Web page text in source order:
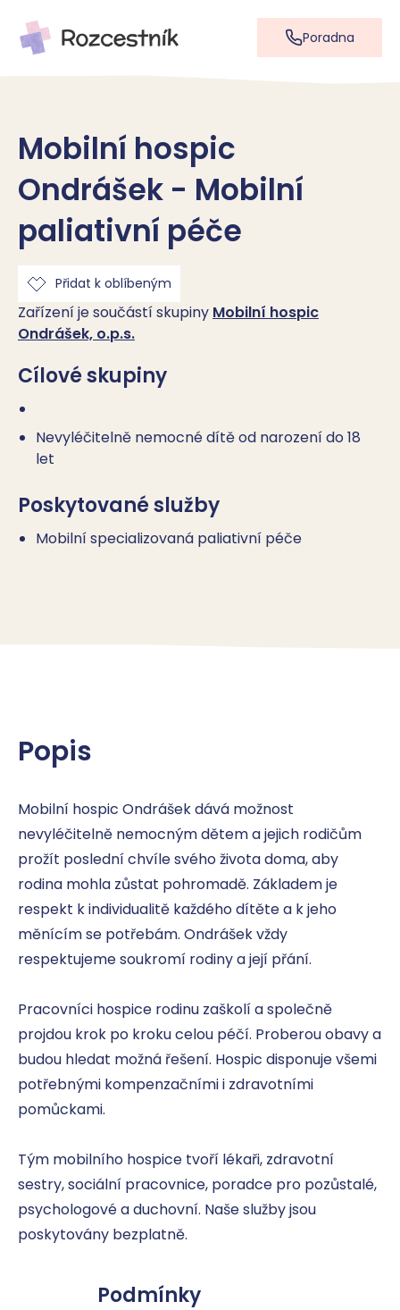
Poradna
Mobilní hospic
Ondrášek - Mobilní
paliativní péče
Přidat k oblíbeným
Zařízení je součástí skupiny Mobilní hospic
Ondrášek, o.p.s.
Cílové skupiny
Nevyléčitelně nemocné dítě od narození do 18
let
Poskytované služby
Mobilní specializovaná paliativní péče
Popis
Mobilní hospic Ondrášek dává možnost
nevyléčitelně nemocným dětem a jejich rodičům
prožít poslední chvíle svého života doma, aby
rodina mohla zůstat pohromadě. Základem je
respekt k individualitě každého dítěte a k jeho
měnícím se potřebám. Ondrášek vždy
respektujeme soukromí rodiny a její přání.
Pracovníci hospice rodinu zaškolí a společně
projdou krok po kroku celou péčí. Proberou obavy a
budou hledat možná řešení. Hospic disponuje všemi
potřebnými kompenzačními i zdravotními
pomůckami.
Tým mobilního hospice tvoří lékaři, zdravotní
sestry, sociální pracovnice, poradce pro pozůstalé,
psychologové a duchovní. Naše služby jsou
poskytovány bezplatně.
Podmínky